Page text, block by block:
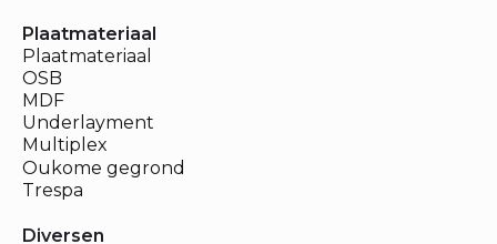
Plaatmateriaal
Plaatmateriaal
OSB
MDF
Underlayment
Multiplex
Oukome gegrond
Trespa
Diversen